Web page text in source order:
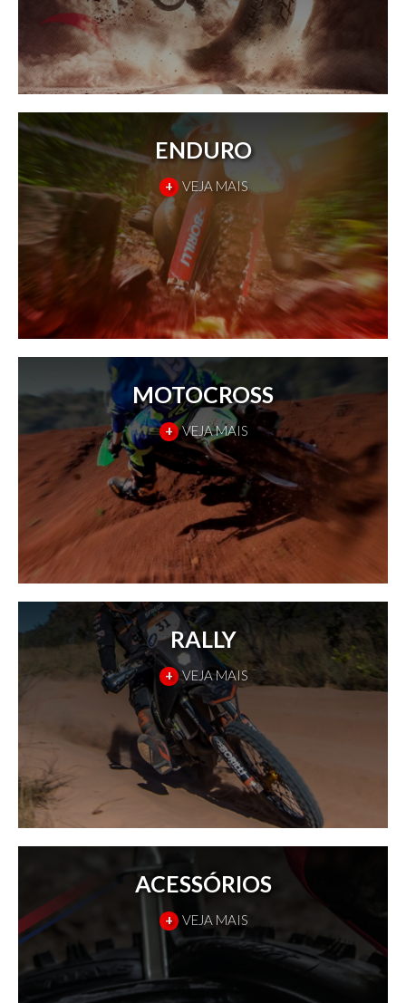
ENDURO
+ VEJA MAIS
MOTOCROSS
+ VEJA MAIS
RALLY
+ VEJA MAIS
ACESSÓRIOS
+ VEJA MAIS